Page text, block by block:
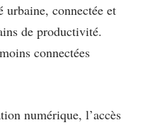
urbaine, connectée et
de productivité.
connectées
numérique, l’accès